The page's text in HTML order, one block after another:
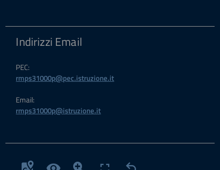
Indirizzi Email
PEC:
rmps31000p@pec.istruzione.it
Email:
rmps31000p@istruzione.it